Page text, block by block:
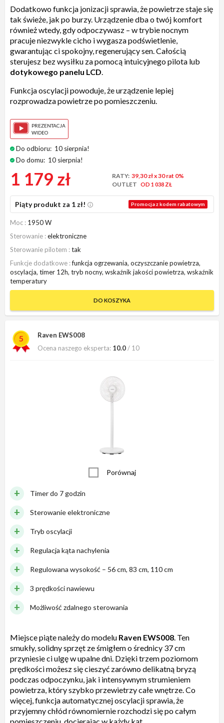
Dodatkowo funkcja jonizacji sprawia, że powietrze staje się
tak świeże, jak po burzy. Urządzenie dba o twój komfort
również wtedy, gdy odpoczywasz – w trybie nocnym
pracuje niezwykle cicho i wygasza podświetlenie,
gwarantując ci spokojny, regenerujący sen. Całością
sterujesz bez wysiłku za pomocą intuicyjnego pilota lub
dotykowego panelu LCD
Funkcja oscylacji powoduje, że urządzenie lepiej
rozprowadza powietrze po pomieszczeniu.
PREZENTACJA
WIDEO
Do odbioru: 10 sierpnia!
Do domu: 10 sierpnia!
1 179 zł RATY: 39,30 złx 30 rat 0%
OUTLET
OD 1 038 ZŁ
Promocja z kodem rabatowym
Piąty produkt za 1 zł!
Moc
1950 W
Sterowanie elektroniczne
Sterowanie pilotem
tak
Funkcje dodatkowe funkcja ogrzewania, oczyszczanie powietrza,
oscylacja, timer 12h, tryb nocny, wskaźnik jakości powietrza, wskaźnik
temperatury
DO KOSZYKA
5
Raven EWS008
Ocena naszego eksperta: 10.0/ 10
Porównaj
Timer do 7 godzin
Sterowanie elektroniczne
Tryb oscylacji
Regulacja kąta nachylenia
Regulowana wysokość – 56 cm, 83 cm, 110 cm
3 prędkości nawiewu
Możliwość zdalnego sterowania
Miejsce piąte należy do modelu Raven EWS008 . Ten
smukły, solidny sprzęt ze śmigłem o średnicy 37 cm
przyniesie ci ulgę w upalne dni. Dzięki trzem poziomom
prędkości możesz się cieszyć zarówno delikatną bryzą
podczas odpoczynku, jak i intensywnym strumieniem
powietrza, który szybko przewietrzy całe wnętrze. Co
więcej, funkcja automatycznej oscylacji sprawia, że
przyjemny chłód równomiernie rozchodzi się po całym
pomieszczeniu, docierając w każdy kąt.